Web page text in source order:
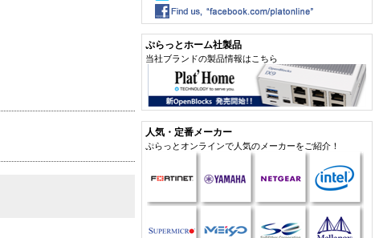
ぷらっとホーム社製品
当社ブランドの製品情報はこちら
人気・定番メーカー
ぷらっとオンラインで人気のメーカーをご紹介！